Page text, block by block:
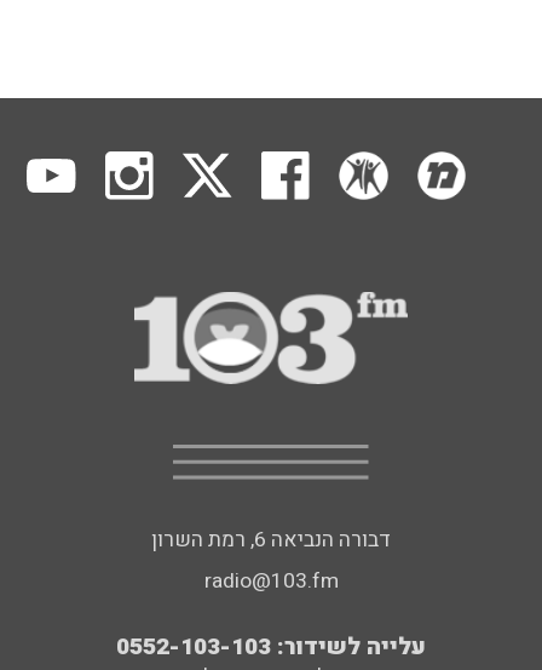
דבורה הנביאה 6, רמת השרון
radio@103.fm
עלייה לשידור: 0552-103-103